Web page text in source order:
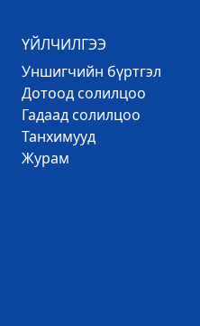
ҮЙЛЧИЛГЭЭ
Уншигчийн бүртгэл
Дотоод солилцоо
Гадаад солилцоо
Танхимууд
Журам